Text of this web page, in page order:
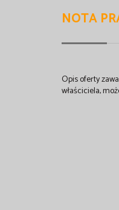
NOTA
Opis oferty
właściciela,